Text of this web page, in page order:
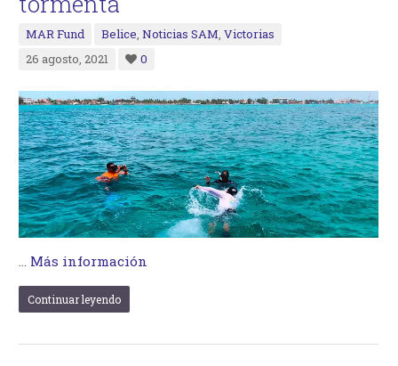
MAR Fund Belice,Noticias SAM,Victorias
26 agosto, 2021
0
… Más información
Continuar leyendo